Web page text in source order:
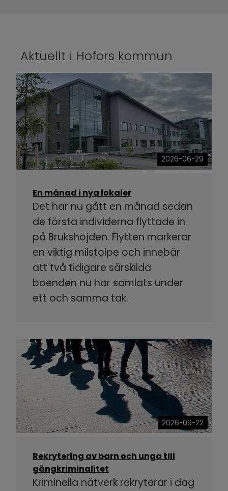
Aktuellt i Hofors kommun
2026-06-29
En månad i nya lokaler
Det har nu gått en månad sedan
de första individerna flyttade in
på Brukshöjden. Flytten markerar
en viktig milstolpe och innebär
att två tidigare särskilda
boenden nu har samlats under
ett och samma tak.
2026-06-22
Rekrytering av barn och unga till
gängkriminalitet
Kriminella nätverk rekryterar i dag